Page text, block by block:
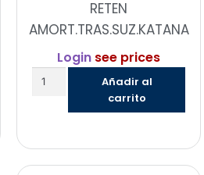
RETEN
AMORT.TRAS.SUZ.KATANA
Login see prices
Añadir al
carrito